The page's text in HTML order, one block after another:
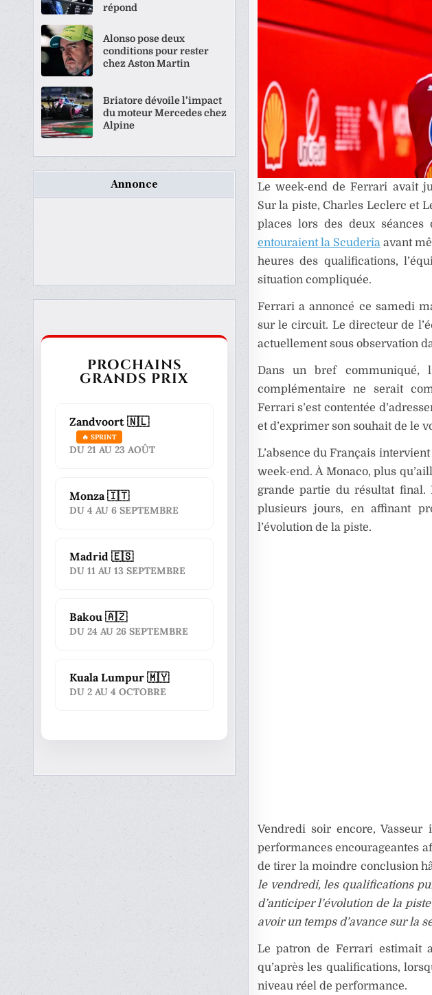
Le week-end de Ferrari avait
Sur la piste, Charles Leclerc et
places lors des deux séances
entouraient la Scuderiaavant
heures des qualifications,
situation compliquée.
Ferrari a annoncé ce samedi
sur le circuit. Le directeur de
actuellement sous observation
Dans un bref communiqué,
complémentaire ne serait
Ferrari s’est contentée
et d’exprimer son souhait de le
L’absence du Français
week-end. À Monaco, plus
grande partie du résultat final.
plusieurs jours, en affinant
l’évolution de la piste.
Vendredi soir encore,
performances encourageantes
de tirer la moindre conclusion
le vendredi, les qualifications
d’anticiper l’évolution de la
avoir un temps d’avance sur la
Le patron de Ferrari estimait
qu’après les qualifications,
niveau réel de performance.
répond
Alonso pose deux
conditions pour rester
chez Aston Martin
Briatore dévoile l’impact
du moteur Mercedes chez
Alpine
Annonce
PROCHAINS
GRANDS PRIX
Zandvoort 🇳🇱
🔥 SPRINT
DU 21 AU 23 AOÛT
Monza 🇮🇹
DU 4 AU 6 SEPTEMBRE
Madrid 🇪🇸
DU 11 AU 13 SEPTEMBRE
Bakou 🇦🇿
DU 24 AU 26 SEPTEMBRE
Kuala Lumpur 🇲🇾
DU 2 AU 4 OCTOBRE